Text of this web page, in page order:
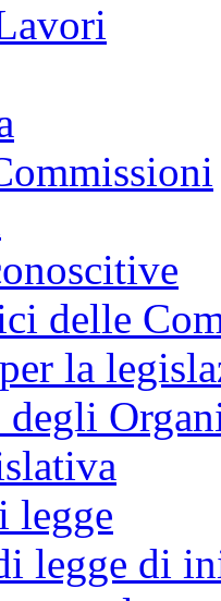
delle
la
legge
legge di